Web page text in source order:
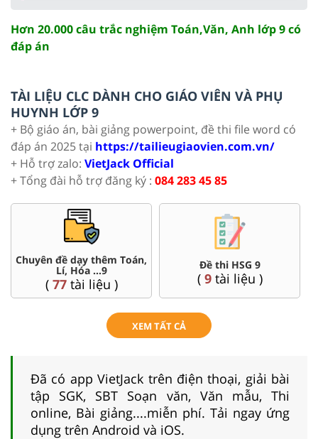
Hơn 20.000 câu trắc nghiệm Toán,Văn, Anh lớp 9 có
đáp án
TÀI LIỆU CLC DÀNH CHO GIÁO VIÊN VÀ PHỤ
HUYNH LỚP 9
+ Bộ giáo án, bài giảng powerpoint, đề thi file word có
đáp án 2025 tại https://tailieugiaovien.com.vn/
+ Hỗ trợ zalo: VietJack Official
+ Tổng đài hỗ trợ đăng ký : 084 283 45 85
Chuyên đề dạy thêm Toán,
Lí, Hóa ...9
( 77tài liệu )
Đề thi HSG 9
( 9tài liệu )
XEM TẤT CẢ
Đã có app VietJack trên điện thoại, giải bài
tập SGK, SBT Soạn văn, Văn mẫu, Thi
online, Bài giảng....miễn phí. Tải ngay ứng
dụng trên Android và iOS.